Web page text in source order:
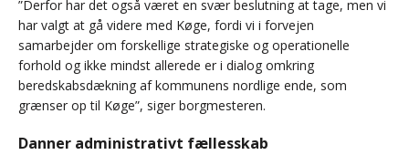
”Derfor har det også været en svær beslutning at tage, men vi
har valgt at gå videre med Køge, fordi vi i forvejen
samarbejder om forskellige strategiske og operationelle
forhold og ikke mindst allerede er i dialog omkring
beredskabsdækning af kommunens nordlige ende, som
grænser op til Køge”, siger borgmesteren.
Danner administrativt fællesskab